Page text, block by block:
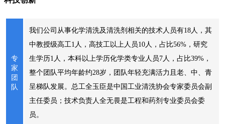
专
家
团
队
我们公司从事化学清洗及清洗剂相关的技术人员有18人，其
中教授级高工1人，高技工以上人员10人，占比56%，研究
生学历1人，本科以上学历化学类专业人员7人，占比39%，
整个团队平均年龄约28岁，团队年轻充满活力且老、中、青
呈梯队发展。总工全玉臣是中国工业清洗协会专家委员会副
主任委员；技术负责人全无畏是工程和药剂专业委员会委
员。